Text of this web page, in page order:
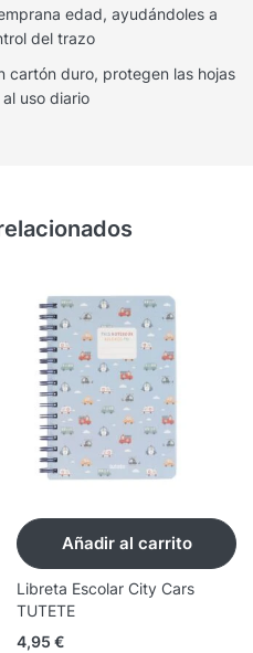
edad, ayudándoles a
del trazo
cartón duro, protegen las hojas
uso diario
Añadir al carrito
Libreta Escolar City Cars
TUTETE
4,95 €